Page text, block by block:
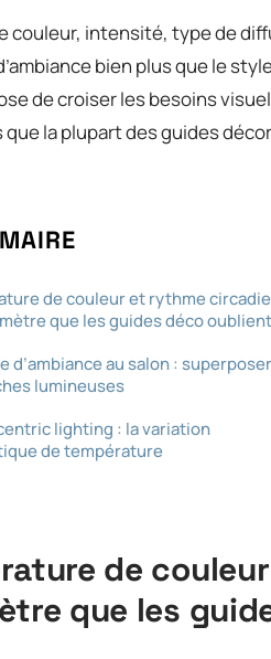
couleur, intensité, type de
bien plus que le
de croiser les besoins
la plupart des guides
de couleur et rythme
que les guides déco oublient
d’ambiance au salon : superposer
lumineuses
lighting : la variation
de température
de
que les